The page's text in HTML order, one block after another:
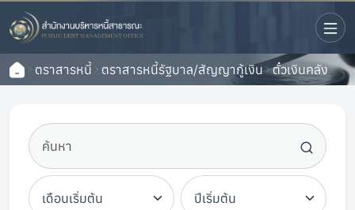
ตราสารหนี้ ตราสารหนี้รัฐบาล/สัญญากู้เงิน ตั๋วเงินคลัง